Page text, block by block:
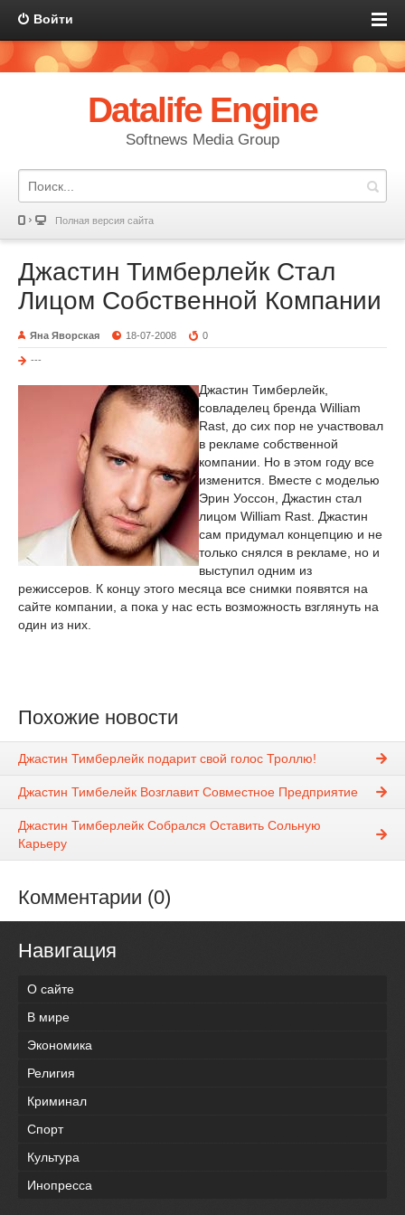
Войти
Datalife Engine
Softnews Media Group
Полная версия сайта
Джастин Тимберлейк Стал
Лицом Собственной Компании
Яна Яворская 18-07-2008 0
---
Джастин Тимберлейк,
совладелец бренда William
Rast, до сих пор не участвовал
в рекламе собственной
компании. Но в этом году все
изменится. Вместе с моделью
Эрин Уоссон, Джастин стал
лицом William Rast. Джастин
сам придумал концепцию и не
только снялся в рекламе, но и
выступил одним из
режиссеров. К концу этого месяца все снимки появятся на
сайте компании, а пока у нас есть возможность взглянуть на
один из них.
Похожие новости
Джастин Тимберлейк подарит свой голос Троллю!
Джастин Тимбелейк Возглавит Совместное Предприятие
Джастин Тимберлейк Собрался Оставить Сольную
Карьеру
Комментарии (0)
Навигация
О сайте
В мире
Экономика
Религия
Криминал
Спорт
Культура
Инопресса